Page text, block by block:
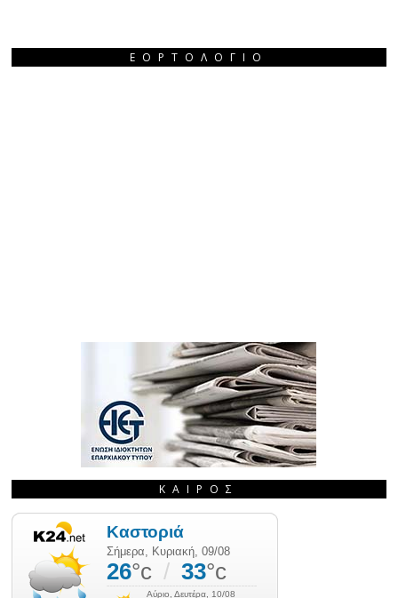
ΕΟΡΤΟΛΌΓΙΟ
ΚΑΙΡΌΣ